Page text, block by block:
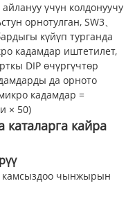
үчүн колдонуучу
орнотулган, SW3、
күйүп турганда
кадамдар иштетилет,
DIP өчүргүчтөр
да орното
кадамдар =
× 50)
кайра
камсыздоо чынжырын